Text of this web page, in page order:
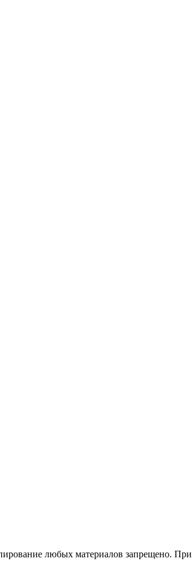
любых материалов запрещено. При